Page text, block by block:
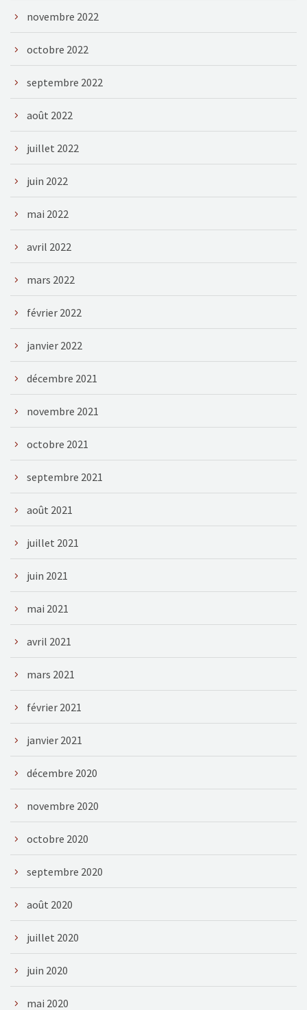
novembre 2022
octobre 2022
septembre 2022
août 2022
juillet 2022
juin 2022
mai 2022
avril 2022
mars 2022
février 2022
janvier 2022
décembre 2021
novembre 2021
octobre 2021
septembre 2021
août 2021
juillet 2021
juin 2021
mai 2021
avril 2021
mars 2021
février 2021
janvier 2021
décembre 2020
novembre 2020
octobre 2020
septembre 2020
août 2020
juillet 2020
juin 2020
mai 2020